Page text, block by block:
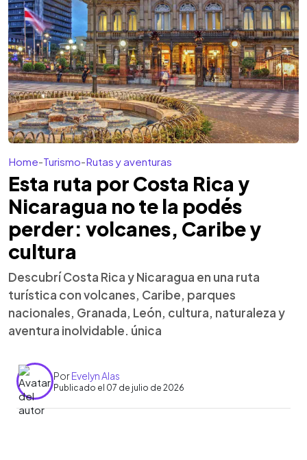
Home-Turismo-Rutas y aventuras
Esta ruta por Costa Rica y
Nicaragua no te la podés
perder: volcanes, Caribe y
cultura
Descubrí Costa Rica y Nicaragua en una ruta
turística con volcanes, Caribe, parques
nacionales, Granada, León, cultura, naturaleza y
aventura inolvidable. única
PorEvelyn Alas
Publicado el 07 de julio de 2026